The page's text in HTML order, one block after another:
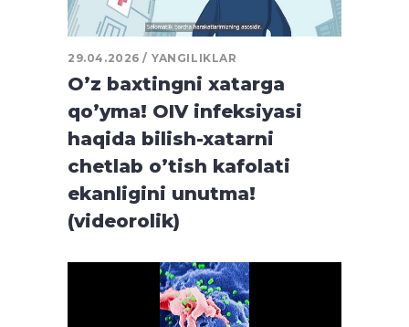
29.04.2026 YANGILIKLAR
O’z baxtingni xatarga
qo’yma! OIV infeksiyasi
haqida bilish-xatarni
chetlab o’tish kafolati
ekanligini unutma!
(videorolik)